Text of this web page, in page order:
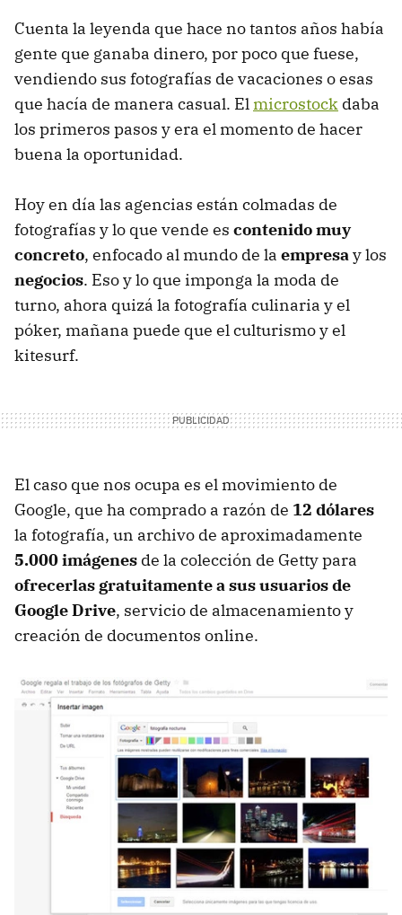
Cuenta la leyenda que hace no tantos años había
gente que ganaba dinero, por poco que fuese,
vendiendo sus fotografías de vacaciones o esas
que hacía de manera casual. El microstock daba
los primeros pasos y era el momento de hacer
buena la oportunidad.
Hoy en día las agencias están colmadas de
fotografías y lo que vende es contenido muy
concreto, enfocado al mundo de la empresay los
negocios. Eso y lo que imponga la moda de
turno, ahora quizá la fotografía culinaria y el
póker, mañana puede que el culturismo y el
kitesurf.
El caso que nos ocupa es el movimiento de
Google, que ha comprado a razón de 12 dólares
la fotografía, un archivo de aproximadamente
5.000 imágenes de la colección de Getty para
ofrecerlas gratuitamente a sus usuarios de
Google Drive, servicio de almacenamiento y
creación de documentos online.